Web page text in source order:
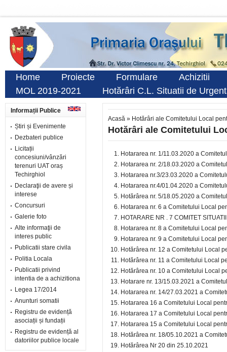
Home Proiecte Formulare
Achizitii
MOL 2019-2021
Hotărâri C.L. Situatii de
Informații Publice
Știri și Evenimente
Dezbateri publice
Licitații
concesiuni/vânzări
terenuri UAT oraș
Techirghiol
Declaraţii de avere și
interese
Concursuri
Galerie foto
Alte informaţii de
interes public
Publicatii stare civila
Politia Locala
Publicatii privind
intentia de a achizitiona
Legea 17/2014
Anunturi somatii
Registru de evidență
asociații și fundații
Registru de evidență al
datoriilor publice locale
Acasă » Hotărâri ale Comitetului Local
Hotărâri ale Comitetului
Hotararea nr. 1/11.03.2020 a
Hotararea nr. 2/18.03.2020 a
Hotararea nr.3/23.03.2020 a
Hotararea nr.4/01.04.2020 a
Hotărârea nr. 5/18.05.2020 a
Hotararea nr. 6 a Comitetului Local
HOTARARE NR . 7 COMITET
Hotararea nr. 8 a Comitetului Local
Hotararea nr. 9 a Comitetului Local
Hotărârea nr. 12 a Comitetului Local
Hotărârea nr. 11 a Comitetului Local
Hotărârea nr. 10 a Comitetului Local
Hotarare nr. 13/15.03.2021 a
Hotararea nr. 14/27.03.2021 a
Hotararea 16 a Comitetului Local
Hotararea 17 a Comitetului Local
Hotararea 15 a Comitetului Local
Hotărârea nr. 18/05.10.2021 a
Hotărârea Nr 20 din 25.10.2021